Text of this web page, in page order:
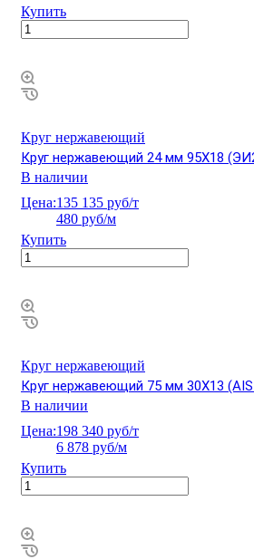
Купить
Круг нержавеющий
Круг нержавеющий 24 мм 95Х18
В наличии
Цена:135 135 руб/т
480 руб/м
Купить
Круг нержавеющий
Круг нержавеющий 75 мм 30Х13
В наличии
Цена:198 340 руб/т
6 878 руб/м
Купить